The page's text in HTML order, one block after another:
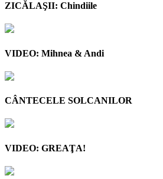
ZICĂLAŞII: Chindiile
VIDEO: Mihnea & Andi
CÂNTECELE SOLCANILOR
VIDEO: GREAŢA!